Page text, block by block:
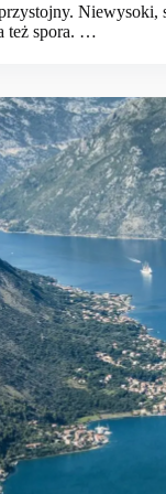
Niewysoki,
też spora. …